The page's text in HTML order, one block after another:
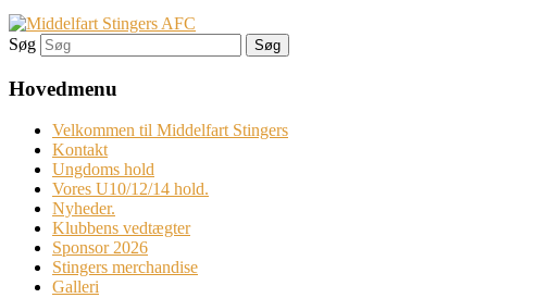
Søg
Hovedmenu
Velkommen til Middelfart Stingers
Kontakt
Ungdoms hold
Vores U10/12/14 hold.
Nyheder.
Klubbens vedtægter
Sponsor 2026
Stingers merchandise
Galleri